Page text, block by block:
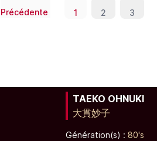
Précédente 1 2 3
TAEKO OHNUKI
大貫妙子
Génération(s) : 80's